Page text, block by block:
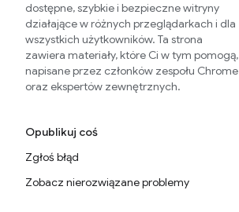
dostępne, szybkie i bezpieczne witryny
działające w różnych przeglądarkach i dla
wszystkich użytkowników. Ta strona
zawiera materiały, które Ci w tym pomogą,
napisane przez członków zespołu Chrome
oraz ekspertów zewnętrznych.
Opublikuj coś
Zgłoś błąd
Zobacz nierozwiązane problemy